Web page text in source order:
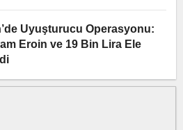
Uyuşturucu Operasyonu:
Eroin ve 19 Bin Lira Ele